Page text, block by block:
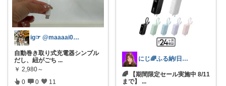
ig☞ @maaaai0111
自動巻き取り式充電器シンプル
だし、紐がごち ...
￥ 2,980～
0 0 11
にじ🌈ふる納/日用品 買い回るよ！
🌈 【期間限定セール実施中 8/11
まで】
...